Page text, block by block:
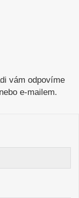
vám odpovíme
e-mailem.